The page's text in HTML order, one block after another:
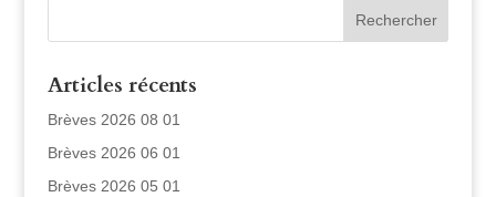
Articles récents
Brèves 2026 08 01
Brèves 2026 06 01
Brèves 2026 05 01